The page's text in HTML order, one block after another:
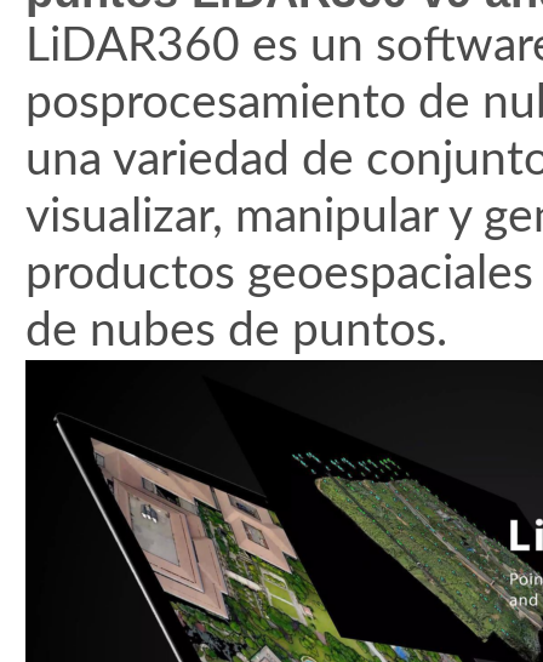
LiDAR360 es un
posprocesamiento de
una variedad de
visualizar, manipular y
productos
de nubes de puntos.